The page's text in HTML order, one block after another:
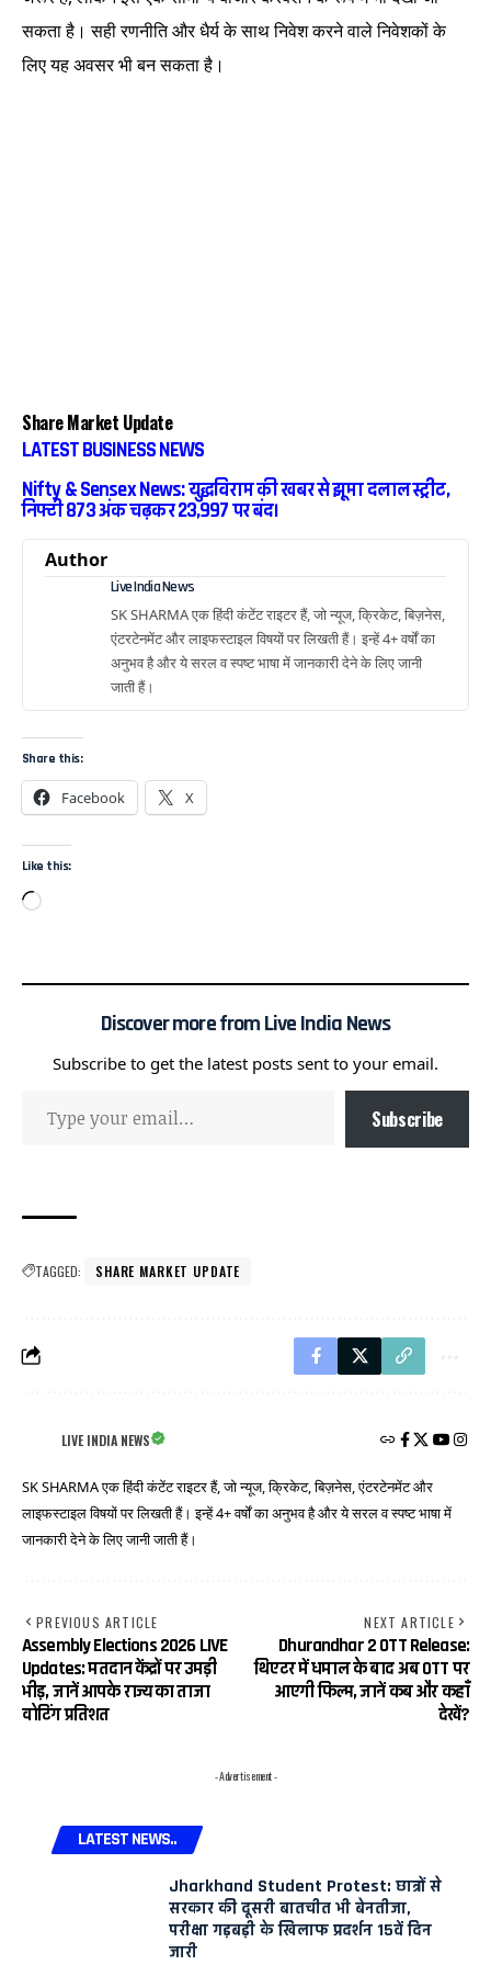
सकता है। सही रणनीति और धैर्य के साथ निवेश करने वाले निवेशकों के
लिए यह अवसर भी बन सकता है।
Share Market Update
LATEST BUSINESS NEWS
Nifty & Sensex News: युद्धविराम की खबर से झूमा दलाल स्ट्रीट,
निफ्टी 873 अंक चढ़कर 23,997 पर बंद।
Author
Live India News
SK SHARMA एक हिंदी कंटेंट राइटर हैं, जो न्यूज, क्रिकेट, बिज़नेस,
एंटरटेनमेंट और लाइफस्टाइल विषयों पर लिखती हैं। इन्हें 4+ वर्षों का
अनुभव है और ये सरल व स्पष्ट भाषा में जानकारी देने के लिए जानी
जाती हैं।
Share this:
Facebook X
Like this:
Discover more from Live India News
Subscribe to get the latest posts sent to your email.
Subscribe
TAGGED: SHARE MARKET UPDATE
LIVE INDIA NEWS
SK SHARMA एक हिंदी कंटेंट राइटर हैं, जो न्यूज, क्रिकेट, बिज़नेस, एंटरटेनमेंट और
लाइफस्टाइल विषयों पर लिखती हैं। इन्हें 4+ वर्षों का अनुभव है और ये सरल व स्पष्ट भाषा में
जानकारी देने के लिए जानी जाती हैं।
PREVIOUS ARTICLE
Assembly Elections 2026 LIVE
Updates: मतदान केंद्रों पर उमड़ी
भीड़, जानें आपके राज्य का ताजा
वोटिंग प्रतिशत
NEXT ARTICLE
Dhurandhar 2 OTT Release:
थिएटर में धमाल के बाद अब OTT पर
आएगी फिल्म, जानें कब और कहाँ
देखें?
- Advertisement -
LATEST NEWS..
Jharkhand Student Protest: छात्रों से
सरकार की दूसरी बातचीत भी बेनतीजा,
परीक्षा गड़बड़ी के खिलाफ प्रदर्शन 15वें दिन
जारी